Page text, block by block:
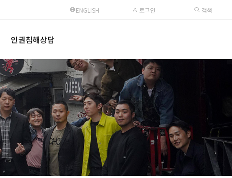
ENGLISH 로그인 검색
인권침해상담